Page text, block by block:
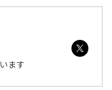
ます